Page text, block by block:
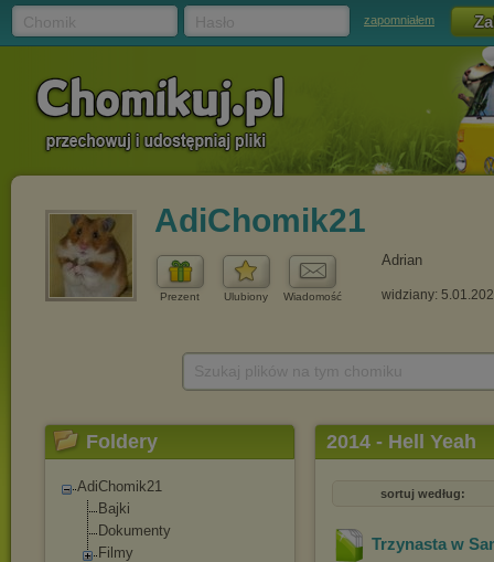
zapomniałem
AdiChomik21
Prezent Ulubiony Wiadomość
Adrian
widziany:
Foldery
AdiChomik21
Bajki
Dokumenty
Filmy
2014 - Hell Yeah
sortuj według:
Trzynasta w